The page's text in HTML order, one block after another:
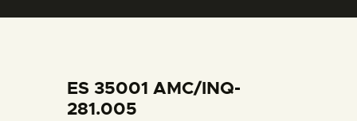
COLECCIONES
ES 35001 AMC/INQ-
281.005